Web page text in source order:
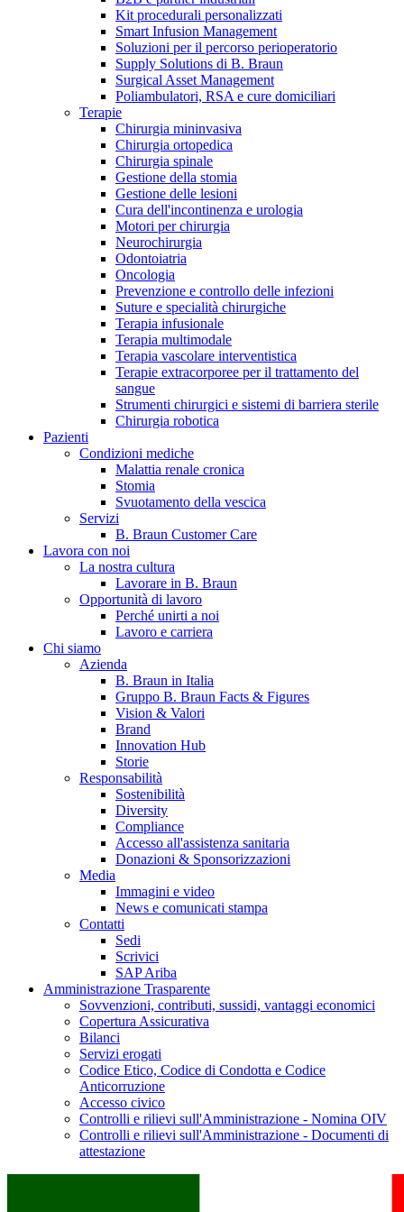
Catalogo prodotti
Trova il prodotto che stai cercando. Visita il catalogo B.
Braun con il nostro portfolio completo.
Hai domande o richieste? Scrivici per entrare subito in
contatto con un nostro referente.
B. Braun in Italia
Scopri chi siamo ed entra nel mondo di B. Braun in Italia: 4
sedi, 4 aziende, più di 700 dipendenti e un Centro di
Eccellenza a livello globale.
Kit procedurali personalizzati
Smart Infusion Management
Soluzioni per il percorso perioperatorio
Supply Solutions di B. Braun
Surgical Asset Management
Poliambulatori, RSA e cure domiciliari
Terapie
Chirurgia mininvasiva
Chirurgia ortopedica
Chirurgia spinale
Gestione della stomia
Gestione delle lesioni
Cura dell'incontinenza e urologia
Motori per chirurgia
Neurochirurgia
Odontoiatria
Oncologia
Prevenzione e controllo delle infezioni
Suture e specialità chirurgiche
Terapia infusionale
Terapia multimodale
Terapia vascolare interventistica
Terapie extracorporee per il trattamento del
sangue
Strumenti chirurgici e sistemi di barriera sterile
Chirurgia robotica
Pazienti
Condizioni mediche
Malattia renale cronica
Stomia
Svuotamento della vescica
Servizi
B. Braun Customer Care
Lavora con noi
La nostra cultura
Lavorare in B. Braun
Opportunità di lavoro
Perché unirti a noi
Lavoro e carriera
Chi siamo
Azienda
B. Braun in Italia
Gruppo B. Braun Facts & Figures
Vision & Valori
Brand
Innovation Hub
Storie
Responsabilità
Sostenibilità
Diversity
Compliance
Accesso all'assistenza sanitaria
Donazioni & Sponsorizzazioni
Media
Immagini e video
News e comunicati stampa
Contatti
Sedi
Scrivici
SAP Ariba
Amministrazione Trasparente
Sovvenzioni, contributi, sussidi, vantaggi economici
Copertura Assicurativa
Bilanci
Servizi erogati
Codice Etico, Codice di Condotta e Codice
Anticorruzione
Accesso civico
Controlli e rilievi sull'Amministrazione - Nomina OIV
Controlli e rilievi sull'Amministrazione - Documenti di
attestazione